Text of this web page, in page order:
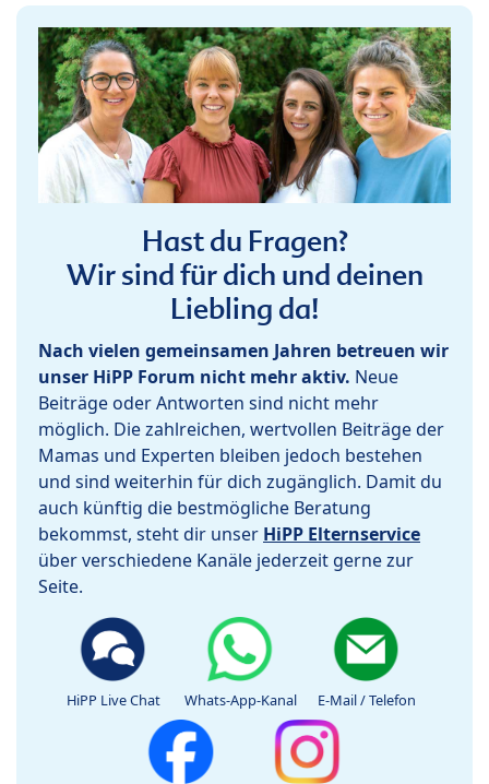
Hast du Fragen?
Wir sind für dich und deinen
Liebling da!
Nach vielen gemeinsamen Jahren betreuen wir
unser HiPP Forum nicht mehr aktiv. Neue
Beiträge oder Antworten sind nicht mehr
möglich. Die zahlreichen, wertvollen Beiträge der
Mamas und Experten bleiben jedoch bestehen
und sind weiterhin für dich zugänglich. Damit du
auch künftig die bestmögliche Beratung
bekommst, steht dir unser HiPP Elternservice
über verschiedene Kanäle jederzeit gerne zur
Seite.
HiPP Live Chat Whats-App-Kanal E-Mail / Telefon